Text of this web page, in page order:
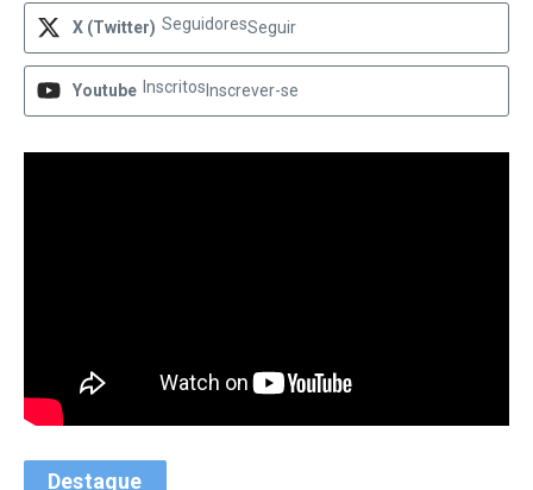
X (Twitter) SeguidoresSeguir
Youtube Inscritos Inscrever-se
Destaque